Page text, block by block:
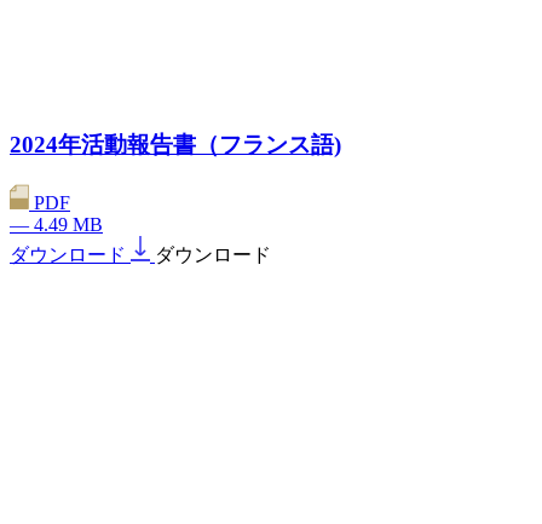
2024年活動報告書（フランス語)
PDF
— 4.49 MB
ダウンロード
ダウンロード